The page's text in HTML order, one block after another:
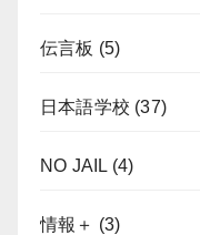
伝言板 (5)
日本語学校 (37)
NO JAIL (4)
情報＋ (3)